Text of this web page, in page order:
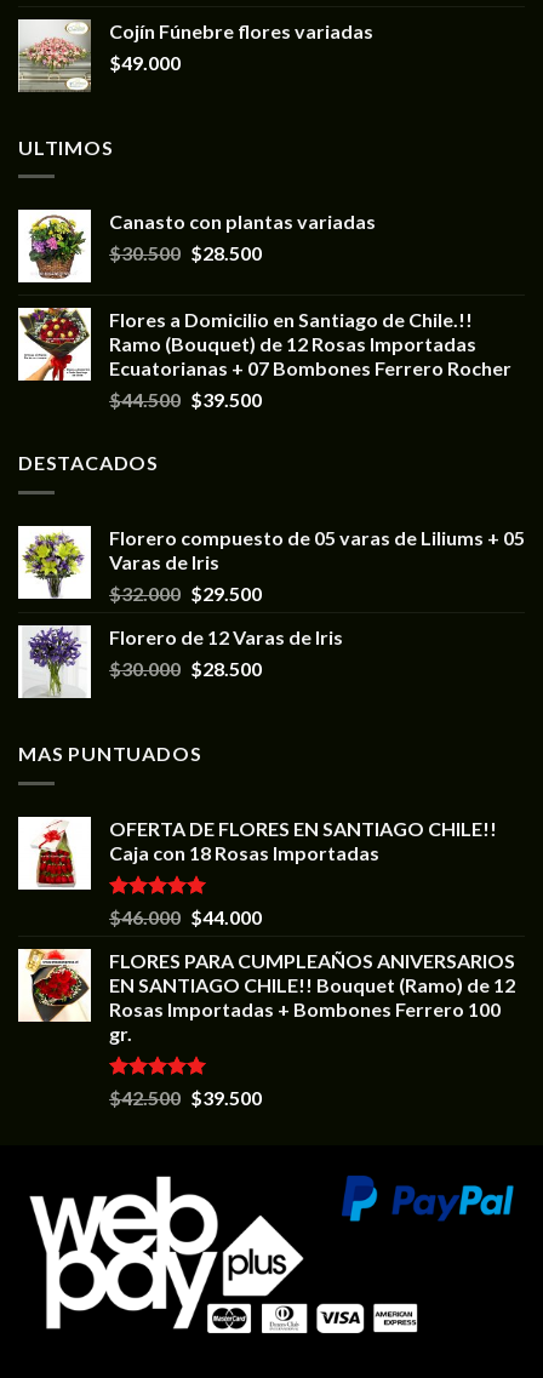
Cojín Fúnebre flores variadas
$49.000
ULTIMOS
Canasto con plantas variadas
$30.500 $28.500
Flores a Domicilio en Santiago de Chile.!!
Ramo (Bouquet) de 12 Rosas Importadas
Ecuatorianas + 07 Bombones Ferrero Rocher
$44.500 $39.500
DESTACADOS
Florero compuesto de 05 varas de Liliums + 05
Varas de Iris
$32.000 $29.500
Florero de 12 Varas de Iris
$30.000 $28.500
MAS PUNTUADOS
OFERTA DE FLORES EN SANTIAGO CHILE!!
Caja con 18 Rosas Importadas
Valorado en
5.00
$46.000 $44.000
FLORES PARA CUMPLEAÑOS ANIVERSARIOS
EN SANTIAGO CHILE!! Bouquet (Ramo) de 12
Rosas Importadas + Bombones Ferrero 100
gr.
Valorado en
5.00
$42.500 $39.500